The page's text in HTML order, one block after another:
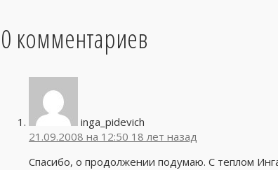
0 комментариев
inga_pidevich
21.09.2008 на 12:50 18 лет назад
Спасибо, о продолжении подумаю. С теплом